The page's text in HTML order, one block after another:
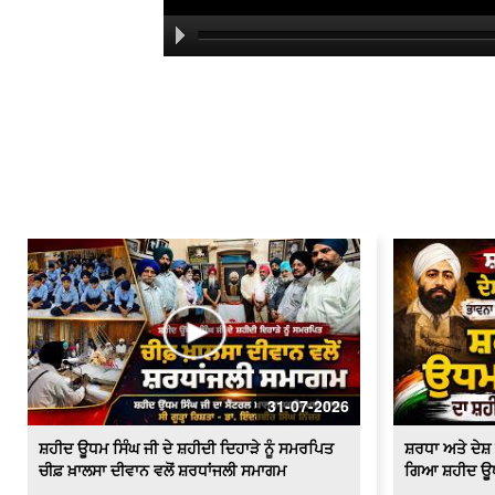
31-07-2026
ਸ਼ਹੀਦ ਊਧਮ ਸਿੰਘ ਜੀ ਦੇ ਸ਼ਹੀਦੀ ਦਿਹਾੜੇ ਨੂੰ ਸਮਰਪਿਤ
ਚੀਫ਼ ਖ਼ਾਲਸਾ ਦੀਵਾਨ ਵਲੋਂ ਸ਼ਰਧਾਂਜਲੀ ਸਮਾਗਮ
ਸ਼ਰਧਾ ਅਤੇ ਦੇਸ਼
ਗਿਆ ਸ਼ਹੀਦ